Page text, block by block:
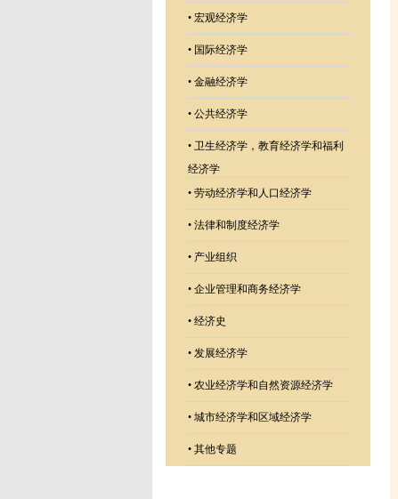
• 宏观经济学
• 国际经济学
• 金融经济学
• 公共经济学
• 卫生经济学，教育经济学和福利
经济学
• 劳动经济学和人口经济学
• 法律和制度经济学
• 产业组织
• 企业管理和商务经济学
• 经济史
• 发展经济学
• 农业经济学和自然资源经济学
• 城市经济学和区域经济学
• 其他专题